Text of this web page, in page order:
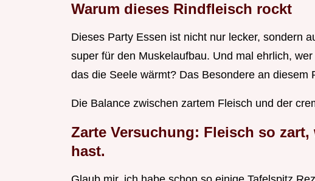
Warum dieses Rindfleisch rockt
Dieses Party Essen ist nicht nur lecker, sondern
super für den Muskelaufbau. Und mal ehrlich,
das die Seele wärmt? Das Besondere an diesem
Die Balance zwischen zartem Fleisch und der
Zarte Versuchung: Fleisch so
hast.